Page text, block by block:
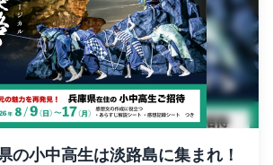
の小中高生は淡路島に集まれ！